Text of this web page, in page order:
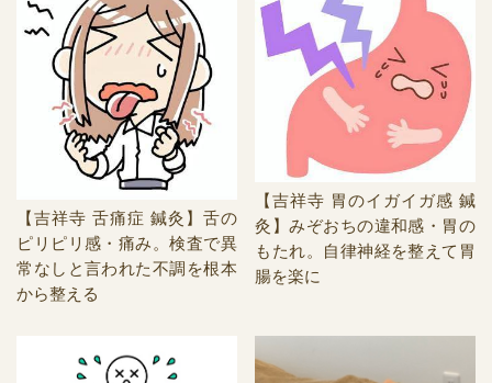
【吉祥寺 舌痛症 鍼灸】舌の
ピリピリ感・痛み。検査で異
常なしと言われた不調を根本
から整える
【吉祥寺 胃のイガイガ感 鍼
灸】みぞおちの違和感・胃の
もたれ。自律神経を整えて胃
腸を楽に